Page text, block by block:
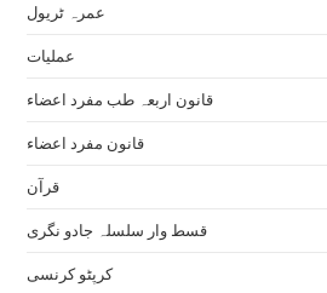
عمرہ ٹریول
عملیات
قانون اربعہ طب مفرد اعضاء
قانون مفرد اعضاء
قرآن
قسط وار سلسلہ جادو نگری
کرپٹو کرنسی